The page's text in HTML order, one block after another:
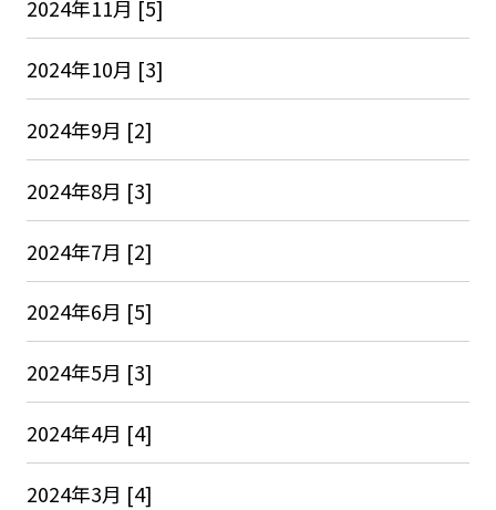
2024年11月 [5]
2024年10月 [3]
2024年9月 [2]
2024年8月 [3]
2024年7月 [2]
2024年6月 [5]
2024年5月 [3]
2024年4月 [4]
2024年3月 [4]